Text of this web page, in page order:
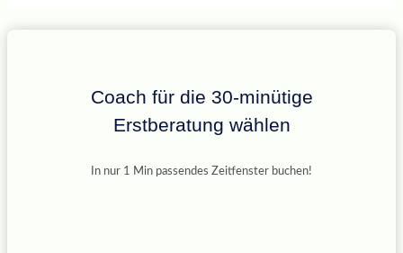
Coach für die 30-minütige
Erstberatung wählen
In nur 1 Min passendes Zeitfenster buchen!